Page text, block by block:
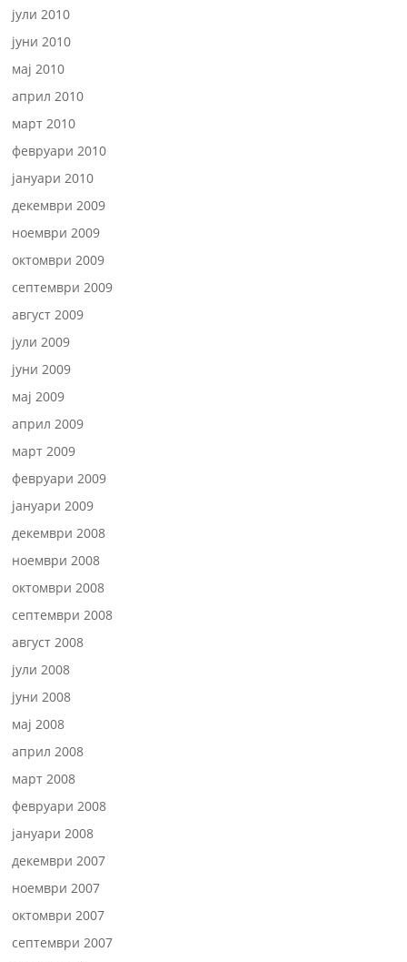
јули 2010
јуни 2010
мај 2010
април 2010
март 2010
февруари 2010
јануари 2010
декември 2009
ноември 2009
октомври 2009
септември 2009
август 2009
јули 2009
јуни 2009
мај 2009
април 2009
март 2009
февруари 2009
јануари 2009
декември 2008
ноември 2008
октомври 2008
септември 2008
август 2008
јули 2008
јуни 2008
мај 2008
април 2008
март 2008
февруари 2008
јануари 2008
декември 2007
ноември 2007
октомври 2007
септември 2007